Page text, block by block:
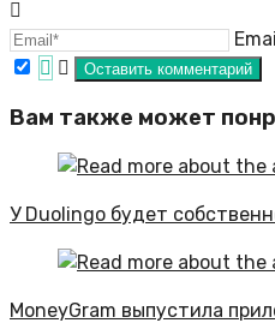
Вам также может
У Duolingo будет
MoneyGram выпустила